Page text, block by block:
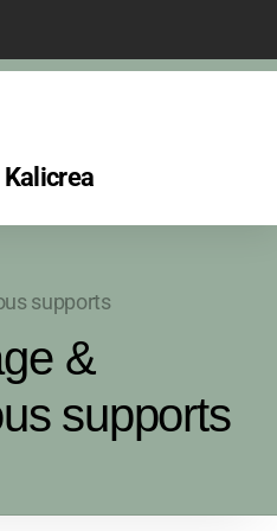
Dulac, La Ciotat
51 82 64
Kalicrea
supports
&
supports